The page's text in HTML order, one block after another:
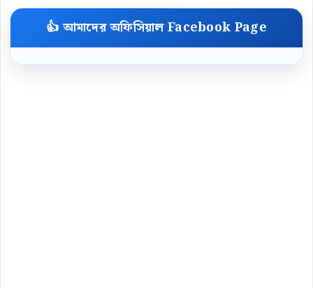
👍 আমাদের অফিসিয়াল Facebook Page